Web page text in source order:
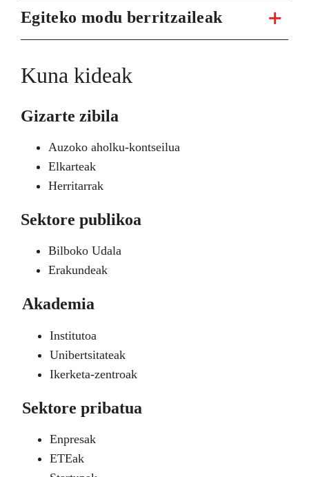
Egiteko modu berritzaileak
Kuna kideak
Gizarte zibila
Auzoko aholku-kontseilua
Elkarteak
Herritarrak
Sektore publikoa
Bilboko Udala
Erakundeak
Akademia
Institutoa
Unibertsitateak
Ikerketa-zentroak
Sektore pribatua
Enpresak
ETEak